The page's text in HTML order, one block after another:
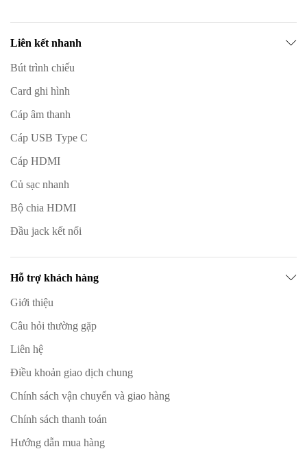
Liên kết nhanh
Bút trình chiếu
Card ghi hình
Cáp âm thanh
Cáp USB Type C
Cáp HDMI
Củ sạc nhanh
Bộ chia HDMI
Đầu jack kết nối
Hỗ trợ khách hàng
Giới thiệu
Câu hỏi thường gặp
Liên hệ
Điều khoản giao dịch chung
Chính sách vận chuyển và giao hàng
Chính sách thanh toán
Hướng dẫn mua hàng